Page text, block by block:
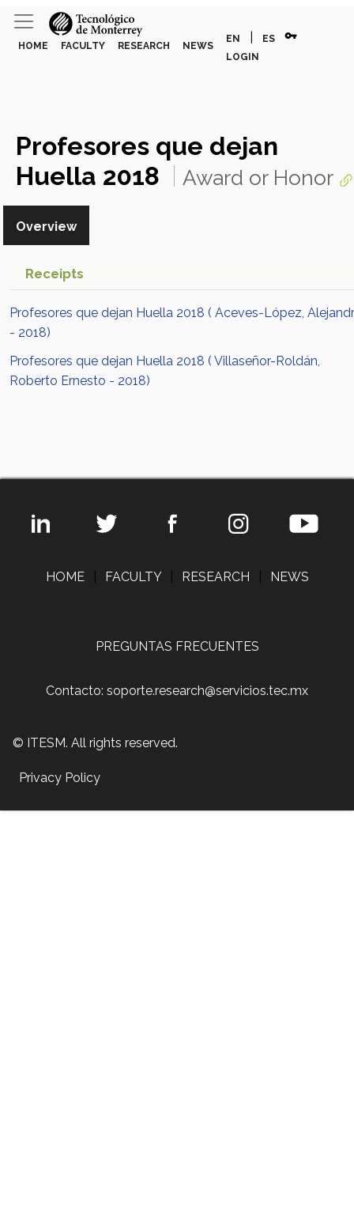
HOME FACULTY RESEARCH NEWS
EN ES vpn_key
LOGIN
Profesores que dejan
Huella 2018
Award or Honor
Overview
Receipts
Profesores que dejan Huella 2018 ( Aceves-López,
- 2018)
Profesores que dejan Huella 2018 ( Villaseñor-Roldán,
Roberto Ernesto - 2018)
HOME FACULTY RESEARCH NEWS
PREGUNTAS FRECUENTES
Contacto: soporte.research@servicios.tec.mx
© ITESM. All rights reserved.
Privacy Policy